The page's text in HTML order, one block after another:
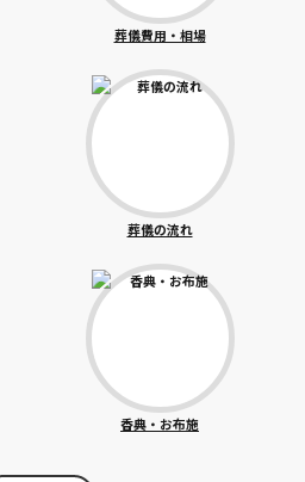
葬儀費用・相場
葬儀の流れ
香典・お布施